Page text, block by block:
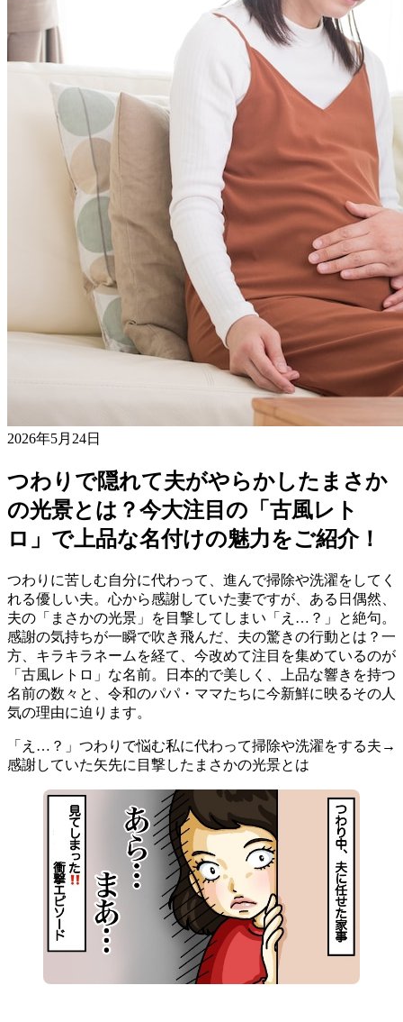
2026年5月24日
つわりで隠れて夫がやらかしたまさか
の光景とは？今大注目の「古風レト
ロ」で上品な名付けの魅力をご紹介！
つわりに苦しむ自分に代わって、進んで掃除や洗濯をしてく
れる優しい夫。心から感謝していた妻ですが、ある日偶然、
夫の「まさかの光景」を目撃してしまい「え…？」と絶句。
感謝の気持ちが一瞬で吹き飛んだ、夫の驚きの行動とは？一
方、キラキラネームを経て、今改めて注目を集めているのが
「古風レトロ」な名前。日本的で美しく、上品な響きを持つ
名前の数々と、令和のパパ・ママたちに今新鮮に映るその人
気の理由に迫ります。
「え…？」つわりで悩む私に代わって掃除や洗濯をする夫→
感謝していた矢先に目撃したまさかの光景とは